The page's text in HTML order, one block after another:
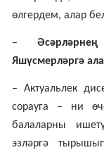
өлгердем, алар
–
Яшүсмерләргә
– Актуальлек
сорауга – ни
балаларны
эзләргә